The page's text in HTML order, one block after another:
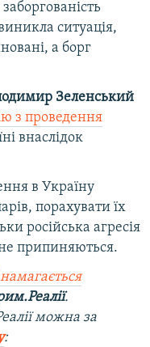
ситуація,
а борг
Зеленський
з проведення
внаслідок
в Україну
порахувати їх
російська агресія
припиняються.
.
можна за
: